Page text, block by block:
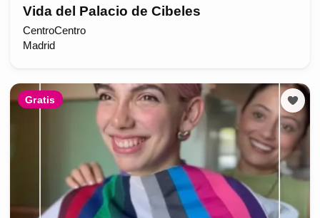
Vida del Palacio de Cibeles
CentroCentro
Madrid
Gratis